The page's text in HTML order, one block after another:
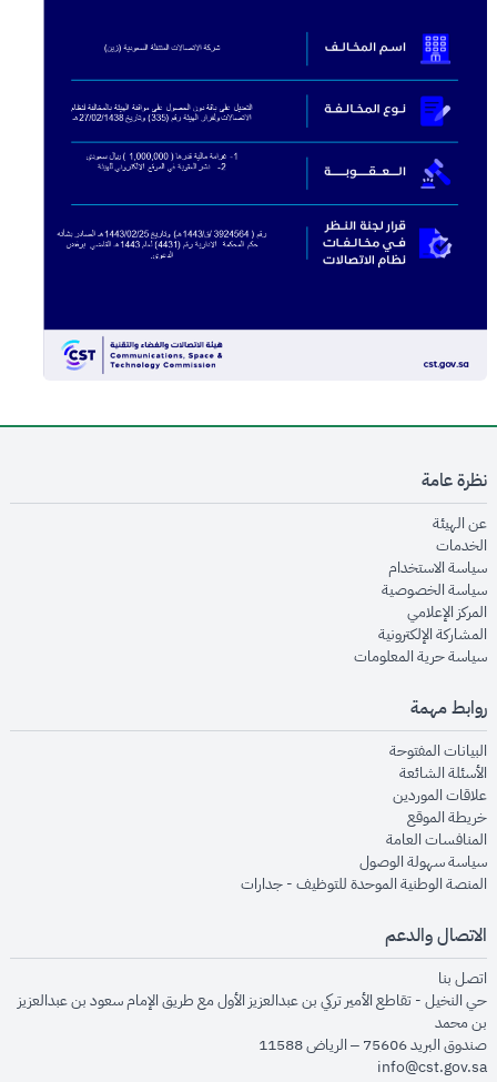
نظرة عامة
عن الهيئةopens in new window
الخدماتopens in new window
سياسة الاستخدام
سياسة الخصوصيةopens in new window
المركز الإعلاميopens in new window
المشاركة الإلكترونيةopens in new window
سياسة حرية المعلوماتopens in new window
روابط مهمة
البيانات المفتوحةopens in new window
الأسئلة الشائعةopens in new window
علاقات الموردينopens in new window
خريطة الموقعopens in new window
المنافسات العامةopens in new window
سياسة سهولة الوصولopens in new window
المنصة الوطنية الموحدة للتوظيف - جداراتopens in new window
الاتصال والدعم
اتصل بنا
حي النخيل - تقاطع الأمير تركي بن عبدالعزيز الأول مع طريق الإمام سعود بن عبدالعزيز
بن محمد
صندوق البريد 75606 – الرياض 11588
info@cst.gov.sa